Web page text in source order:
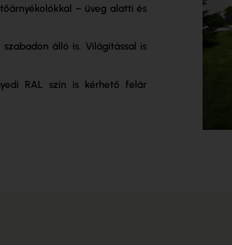
– üveg alatti és
álló is. Világítással is
RAL szín is kérhető felár